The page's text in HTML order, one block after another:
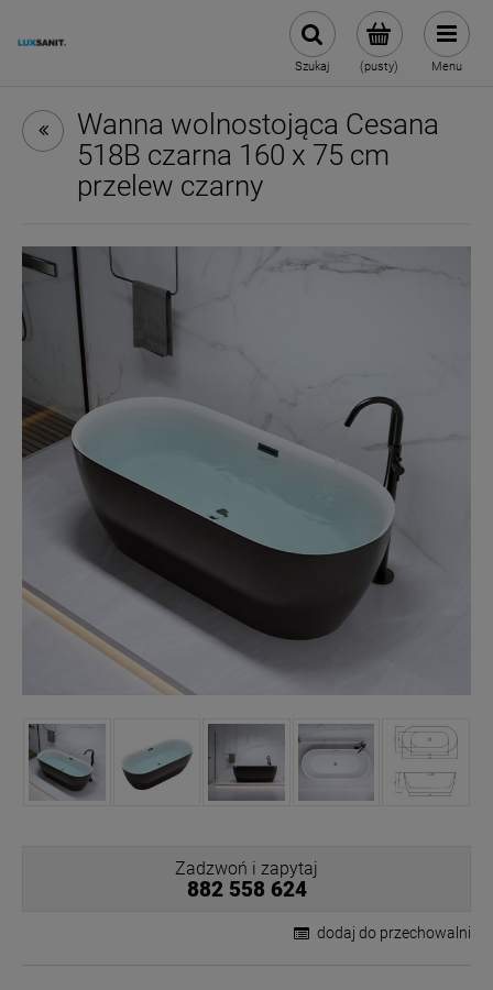
(pusty)
Szukaj Menu
Wanna wolnostojąca Cesana
518B czarna 160 x 75 cm
przelew czarny
Zadzwoń i zapytaj
882 558 624
dodaj do przechowalni